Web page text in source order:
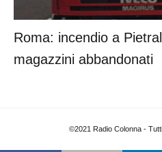
Roma: incendio a
magazzini abbandonati
©2021 Radio Colonna -